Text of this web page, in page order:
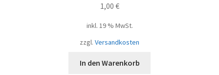
1,00 €
inkl. 19 % MwSt.
zzgl. Versandkosten
In den Warenkorb